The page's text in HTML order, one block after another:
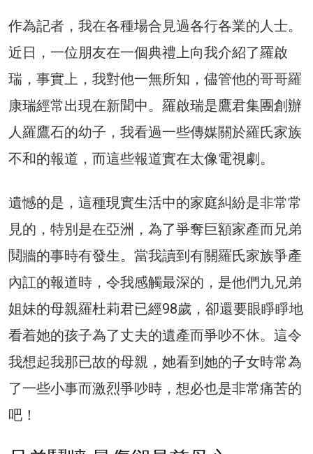
作為記者，我在各種場合見過各行各業的人士。
近日，一位朋友在一個典禮上向我介紹了羅啟
瑞，事實上，我對他一無所知，儘管他的哥哥羅
康瑞經常出現在新聞中。羅啟瑞是鷹君集團創辦
人羅鷹石的幼子，我看過一些傳媒關於羅氏家族
不和的報道，而這些報道實在太像電視劇。
遺憾的是，這種現實生活中的家庭糾紛是非常常
見的，特別是在亞洲，為了爭奪巨額家產而兄弟
鬩牆的事時有發生。當我讀到有關羅氏家族爭產
內訌的報道時，令我感觸最深的，是他們九兄弟
姐妹的母親羅杜莉君已經98歲，卻還要眼睜睜地
看着她的孩子為了丈夫的遺產而爭吵不休。這令
我想起我那已故的母親，她看到她的子女時常為
了一些小事而激烈爭吵時，想必也是非常痛苦的
吧！